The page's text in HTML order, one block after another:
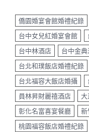
僑園婚宴會館婚禮紀錄
台中女兒紅婚宴會館
台中林酒店
台中金
台北和璞飯店婚禮紀錄
台北福容大飯店婚攝
員林昇財麗禧酒店
大
彰化名富喜宴餐廳
新
桃園福容飯店婚禮紀錄